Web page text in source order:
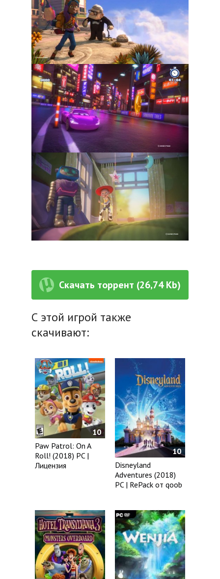
Скачать торрент (26,74 Kb)
С этой игрой также
скачивают:
10
Paw Patrol: On A
Roll! (2018) PC |
Лицензия
10
Disneyland
Adventures (2018)
PC | RePack от qoob